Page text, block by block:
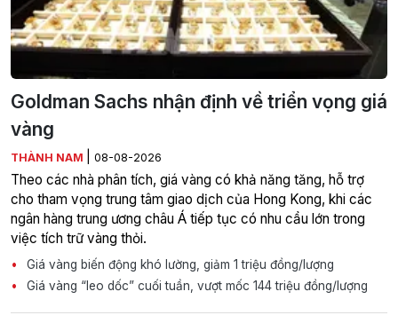
Goldman Sachs nhận định về triển vọng giá
vàng
THÀNH NAM 08-08-2026
Theo các nhà phân tích, giá vàng có khả năng tăng, hỗ trợ
cho tham vọng trung tâm giao dịch của Hong Kong, khi các
ngân hàng trung ương châu Á tiếp tục có nhu cầu lớn trong
việc tích trữ vàng thỏi.
Giá vàng biến động khó lường, giảm 1 triệu đồng/lượng
Giá vàng “leo dốc” cuối tuần, vượt mốc 144 triệu đồng/lượng